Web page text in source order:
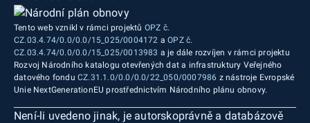
Tento web vznikl v rámci projektů OPZ č.
CZ.03.4.74/0.0/0.0/15_025/0004172 aOPZ č.
CZ.03.4.74/0.0/0.0/15_025/0013983 a je dále rozvíjen v rámci projektu
Rozvoj Národního katalogu otevřených dat a infrastruktury Veřejného
datového fondu CZ.31.1.0/0.0/0.0/22_050/0007986 z nástroje Evropské
Unie NextGenerationEU prostřednictvím Národního plánu obnovy.
Není-li uvedeno jinak, je autorskoprávně a databázově